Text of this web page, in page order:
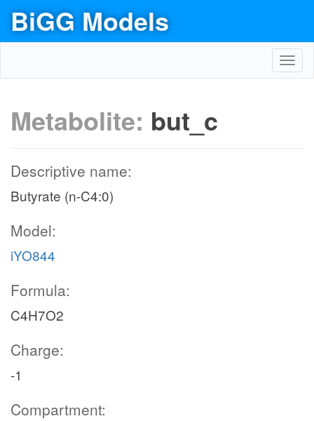
BiGG Models
Metabolite: but_c
Descriptive name:
Butyrate (n-C4:0)
Model:
iYO844
Formula:
C4H7O2
Charge:
-1
Compartment: